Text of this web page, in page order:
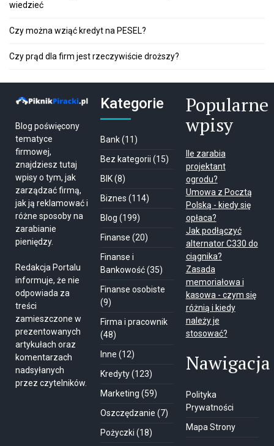
wiedzieć
Czy można wziąć kredyt na PESEL?
Czy prąd dla firm jest rzeczywiście droższy?
Blog poświęcony
tematyce
firmowej,
znajdziesz tutaj
wpisy o tym, jak
zarządzać firmą,
jak ją reklamować i
różne sposoby na
zarabianie
pieniędzy.
Redakcja Portalu
informuje, że nie
odpowiada za
treści
zamieszczone w
prezentowanych
artykułach oraz
komentarzach
nadsyłanych
przez czytelników.
Kategorie
Bank(11)
Bez kategorii (15)
BIK(8)
Biznes (114)
Blog (199)
Finanse (20)
Finanse i
Bankowość(35)
Finanse osobiste
(9)
Firma i pracownik
(48)
Inne (12)
Kredyty(123)
Marketing (59)
Oszczędzanie (7)
Pożyczki (18)
Popularne
wpisy
Ile zarabia
projektant
ogrodu?
Umowa z Pocztą
Polską - kiedy się
opłaca?
Jak podłączyć
alternator C330 do
ciągnika?
Zasada
memoriałowa i
kasowa - czym się
różnią i kiedy
należy je
stosować?
Nawigacja
Polityka
Prywatności
Mapa Strony